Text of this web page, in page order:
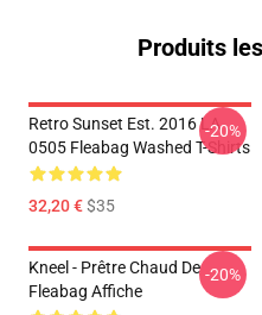
Produits
Retro Sunset Est. 2016 LA
0505 Fleabag Washed T-Shirts
32,20 €$35
-20%
Kneel - Prêtre Chaud De
Fleabag Affiche
-20%